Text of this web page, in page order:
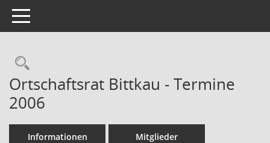
Toggle navigation
Rechercheauswahl
Ortschaftsrat Bittkau - Termine
2006
Informationen Mitglieder